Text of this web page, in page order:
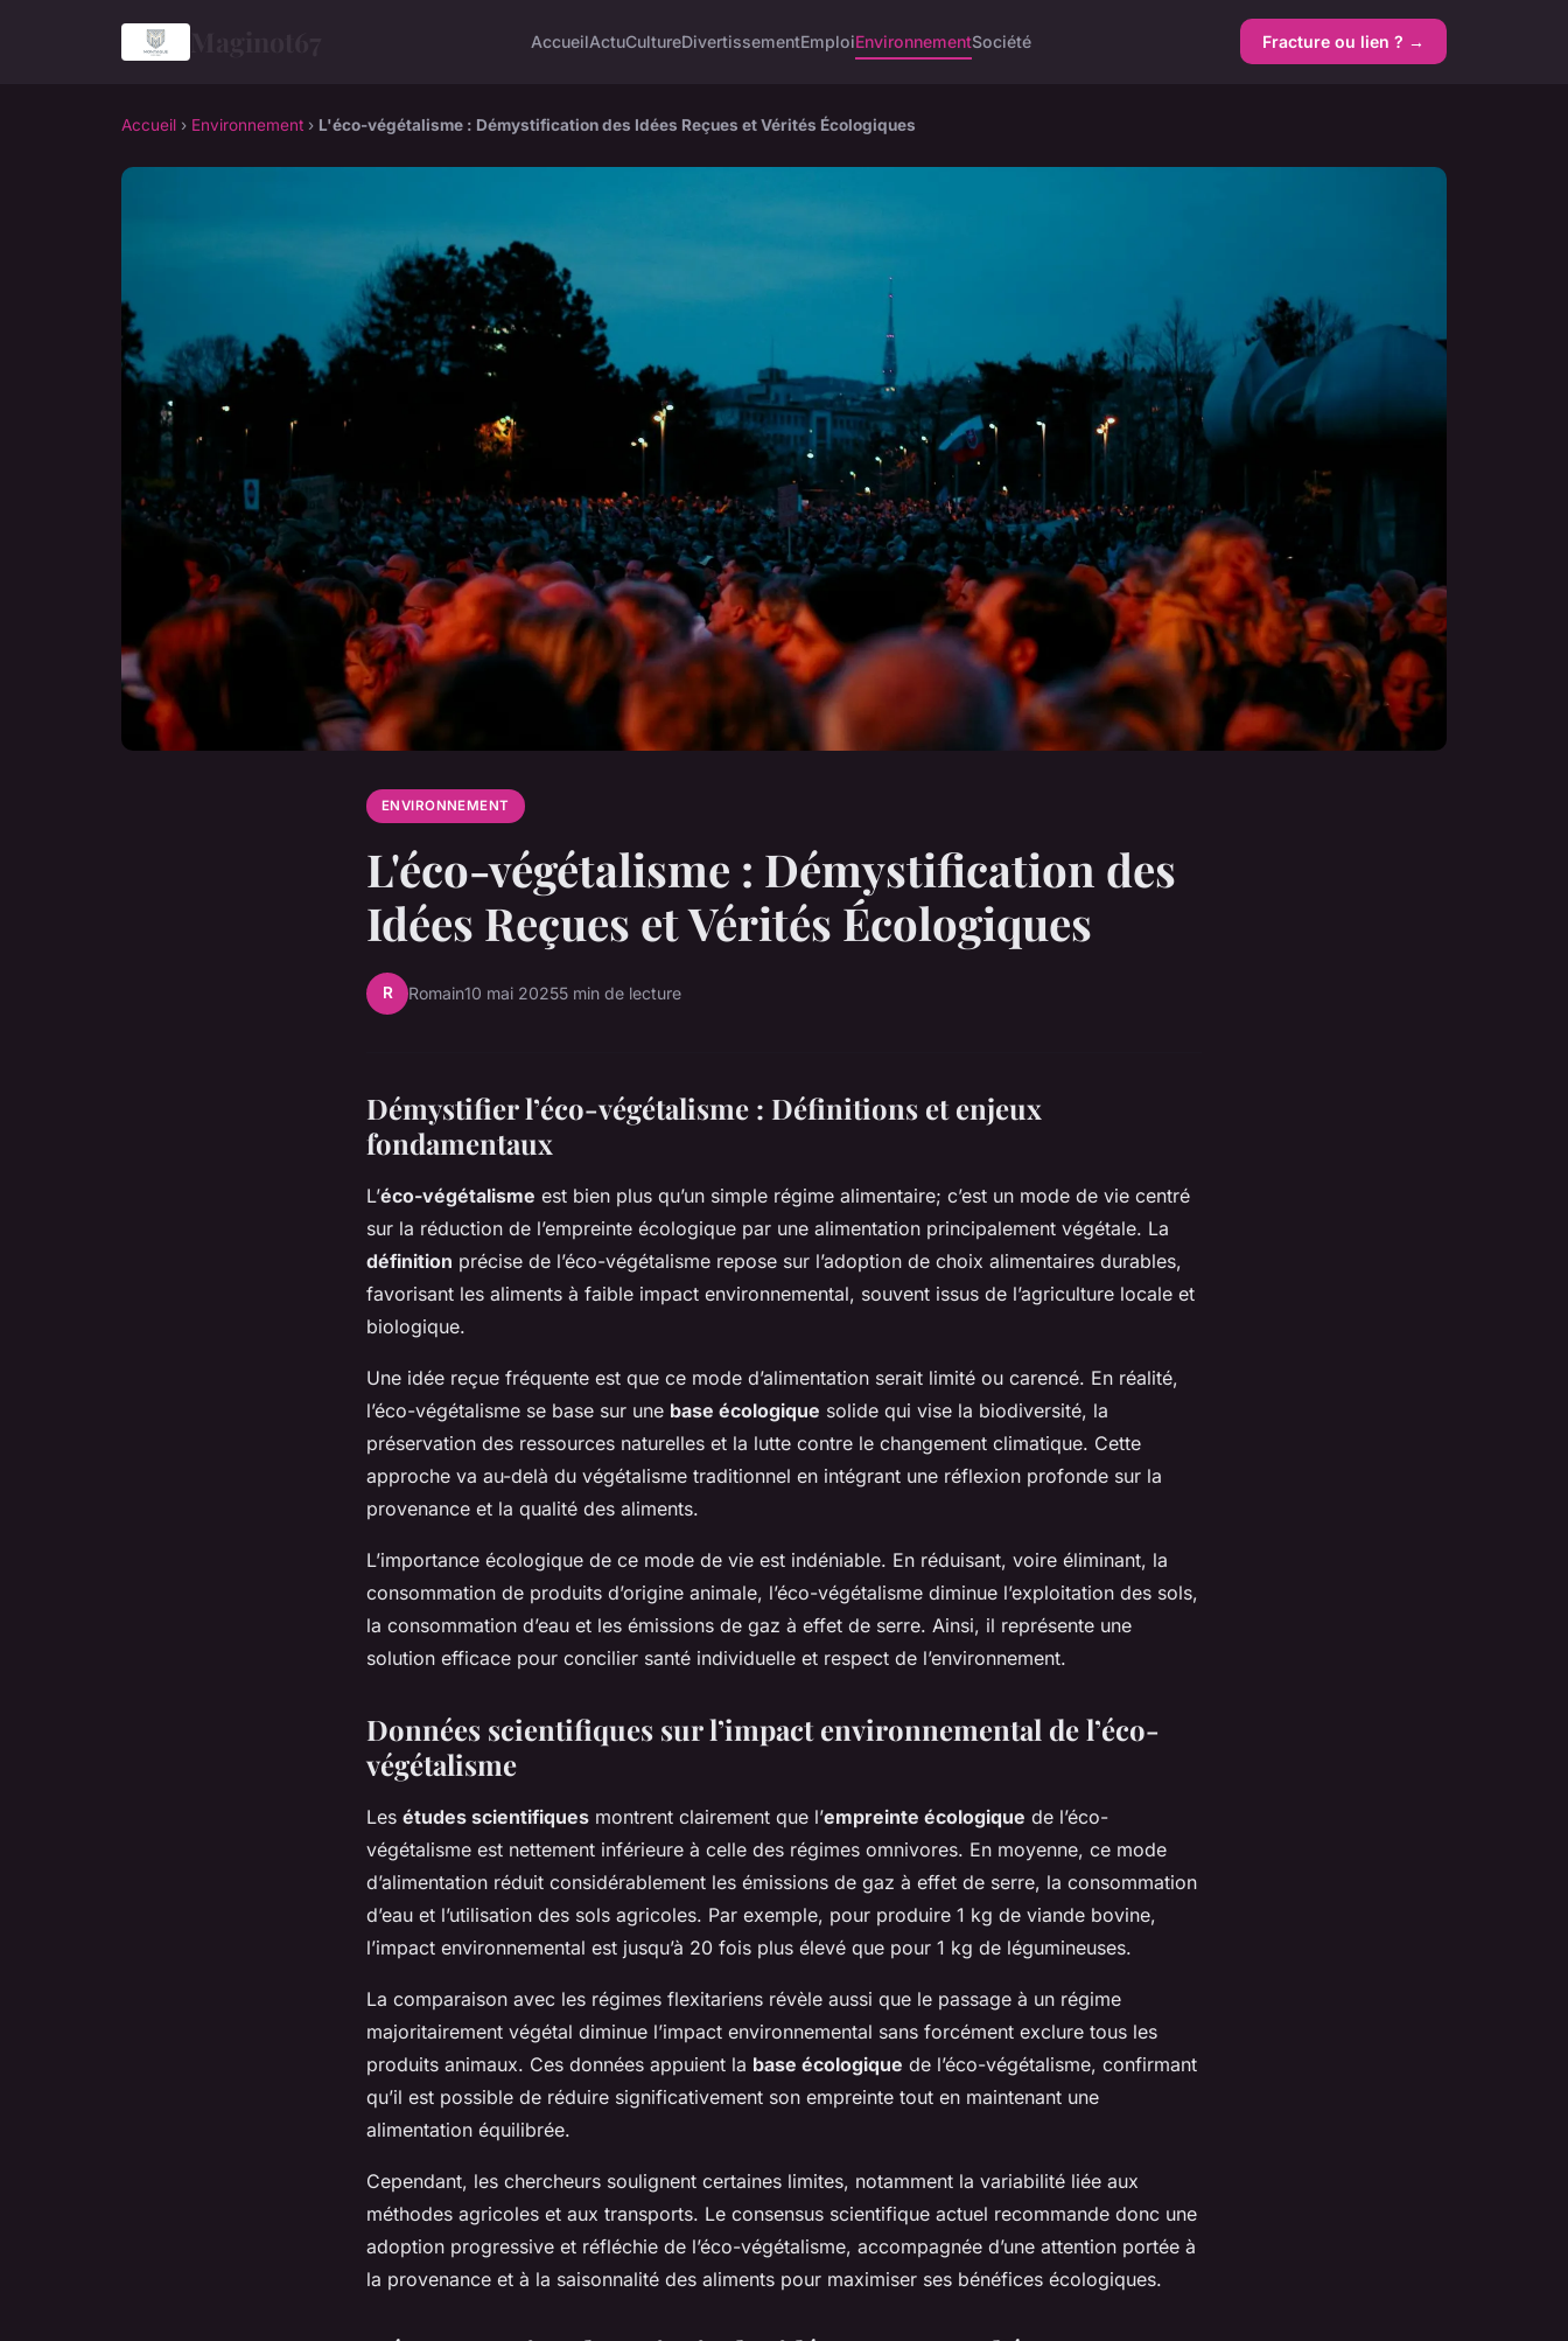
AccueilActuCultureDivertissementEmploiEnvironnementSociété Fracture ou lien ? →
Accueil › Environnement › L'éco-végétalisme : Démystification des Idées Reçues et Vérités Écologiques
ENVIRONNEMENT
L'éco-végétalisme : Démystification des
Idées Reçues et Vérités Écologiques
R Romain10 mai 20255 min de lecture
Démystifier l’éco-végétalisme : Définitions et enjeux
fondamentaux
L’éco-végétalisme est bien plus qu’un simple régime alimentaire; c’est un mode de vie centré
sur la réduction de l’empreinte écologique par une alimentation principalement végétale. La
définition précise de l’éco-végétalisme repose sur l’adoption de choix alimentaires durables,
favorisant les aliments à faible impact environnemental, souvent issus de l’agriculture locale et
biologique.
Une idée reçue fréquente est que ce mode d’alimentation serait limité ou carencé. En réalité,
l’éco-végétalisme se base sur une base écologique solide qui vise la biodiversité, la
préservation des ressources naturelles et la lutte contre le changement climatique. Cette
approche va au-delà du végétalisme traditionnel en intégrant une réflexion profonde sur la
provenance et la qualité des aliments.
L’importance écologique de ce mode de vie est indéniable. En réduisant, voire éliminant, la
consommation de produits d’origine animale, l’éco-végétalisme diminue l’exploitation des sols,
la consommation d’eau et les émissions de gaz à effet de serre. Ainsi, il représente une
solution efficace pour concilier santé individuelle et respect de l’environnement.
Données scientifiques sur l’impact environnemental de l’éco-
végétalisme
Les études scientifiques montrent clairement que l’empreinte écologique de l’éco-
végétalisme est nettement inférieure à celle des régimes omnivores. En moyenne, ce mode
d’alimentation réduit considérablement les émissions de gaz à effet de serre, la consommation
d’eau et l’utilisation des sols agricoles. Par exemple, pour produire 1 kg de viande bovine,
l’impact environnemental est jusqu’à 20 fois plus élevé que pour 1 kg de légumineuses.
La comparaison avec les régimes flexitariens révèle aussi que le passage à un régime
majoritairement végétal diminue l’impact environnemental sans forcément exclure tous les
produits animaux. Ces données appuient la base écologique de l’éco-végétalisme, confirmant
qu’il est possible de réduire significativement son empreinte tout en maintenant une
alimentation équilibrée.
Cependant, les chercheurs soulignent certaines limites, notamment la variabilité liée aux
méthodes agricoles et aux transports. Le consensus scientifique actuel recommande donc une
adoption progressive et réfléchie de l’éco-végétalisme, accompagnée d’une attention portée à
la provenance et à la saisonnalité des aliments pour maximiser ses bénéfices écologiques.